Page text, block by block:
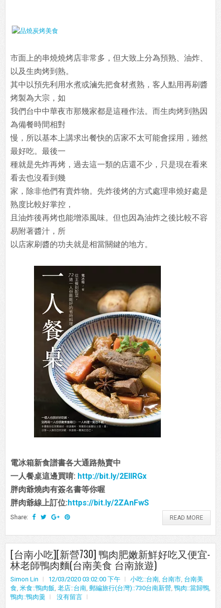
市面上的串燒燒烤店非常多，但大致上分為預熟、油炸、
以及生肉烤到熟。
其中以預先利用水煮或滷先把食材煮熟，客人點用再刷醬
烤製為大宗，如
我們台中中華夜市那幾家都是這種作法。而生肉烤到熟因
為備餐時間相對
慢，所以基本上講求出餐快的店家不太可能會採用，雖然
最好吃。最後一
種就是先炸再烤，過去這一類的店還不少，只是現在看來
看去也沒看到幾
家，除非他們有賣炸物。先炸後烤的方式處理串燒好處是
熟度比較好掌控，
且油炸後再烤也能增添風味。但也因為油炸之後比較不容
易附著醬汁，所
以店家刷醬的功夫就是相當關鍵的地方。
電冰箱新食譜書各大通路熱賣中
一人餐桌這邊買唷: http://bit.ly/2EIIRGx
胖肉爺燒肉有簽名書等你喔
胖肉爺線上訂位:https://bit.ly/2ZAnFwS
Share: READ MORE
[台南小吃][新營730] 鴨肉肥嫩新鮮好吃又便宜-
林老師鴨肉麵(台南美食 台南旅遊)
Simon Lin 12/03/2020 03:02:00 下午 小吃::台南, 台南市, 台南美
食, 米食::鴨肉飯, 老店::台南, 郵編旅行(台灣)::730台南新營, 鴨肉::當歸鴨,
鴨肉::鴨肉羹
沒有留言